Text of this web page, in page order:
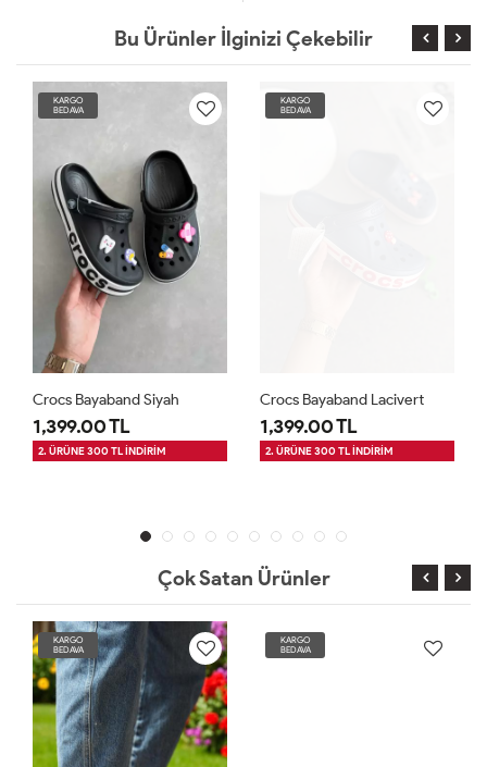
Bu Ürünler İlginizi Çekebilir
KARGO
BEDAVA
Crocs Bayaband Siyah
1,399.00 TL
2. ÜRÜNE 300 TL İNDİRİM
KARGO
BEDAVA
Crocs Bayaband Lacivert
1,399.00 TL
2. ÜRÜNE 300 TL İNDİRİM
Çok Satan Ürünler
KARGO
BEDAVA
KARGO
BEDAVA